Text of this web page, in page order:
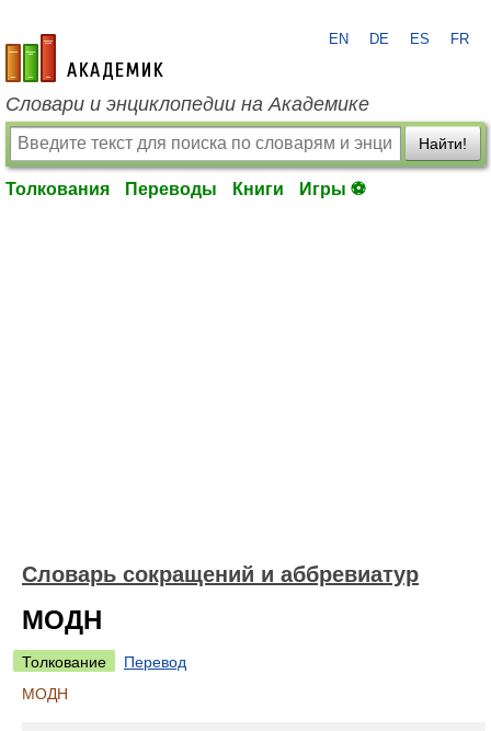
academic.ru
EN DE ES FR
Словари и энциклопедии на Академике
Найти!
Толкования Переводы Книги Игры ⚽
Словарь сокращений и аббревиатур
МОДН
Толкование
Перевод
МОДН